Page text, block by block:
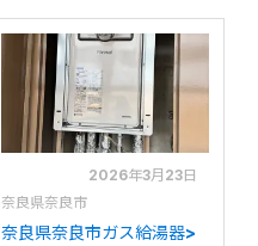
2026年3月23日
奈良県奈良市
奈良県奈良市ガス給湯器>